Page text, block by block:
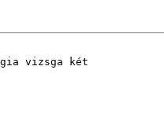
vizsga két